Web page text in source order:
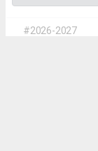
#2026-2027